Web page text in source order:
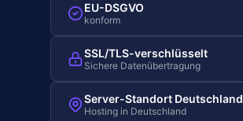
EU-DSGVO
konform
SSL/TLS-verschlüsselt
Sichere Datenübertragung
Server-Standort Deutschland
Hosting in Deutschland